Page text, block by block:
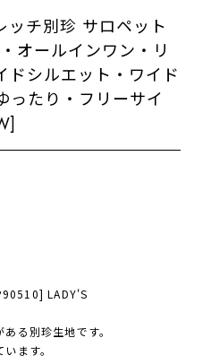
チ別珍 サロペット
オールインワン・リ
ドシルエット・ワイド
ったり・フリーサイ
LADY'S
る別珍生地です。
ます。